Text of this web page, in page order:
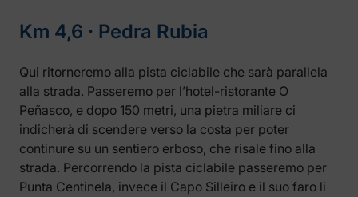
Km 4,6 ‧ Pedra Rubia
Qui ritorneremo alla pista ciclabile che sarà parallela
alla strada. Passeremo per l’hotel-ristorante O
Peñasco, e dopo 150 metri, una pietra miliare ci
indicherà di scendere verso la costa per poter
continure su un sentiero erboso, che risale fino alla
strada. Percorrendo la pista ciclabile passeremo per
Punta Centinela, invece il Capo Silleiro e il suo faro li